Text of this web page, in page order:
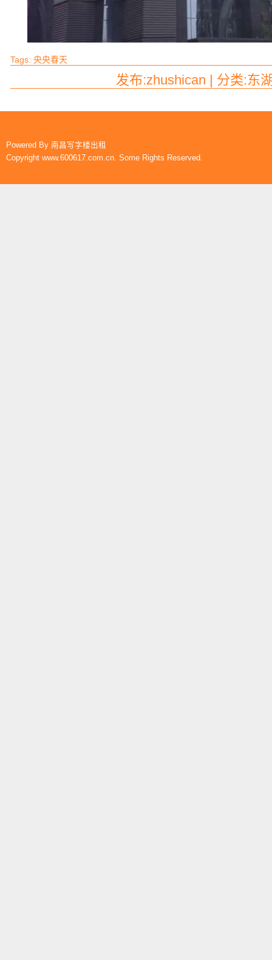
Tags:央央春天
发布:zhushican | 分类:东
Powered By 南昌写字楼出租
Copyright www.600617.com.cn. Some Rights Reserved.